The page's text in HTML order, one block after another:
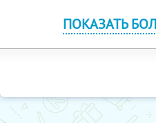
ПОКАЗАТЬ